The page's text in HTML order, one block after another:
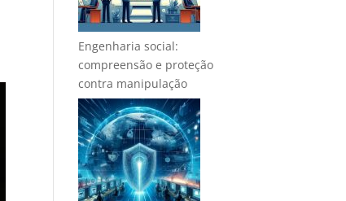
Engenharia social:
compreensão e proteção
contra manipulação